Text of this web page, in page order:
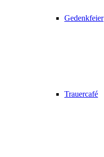
Gedenkfeier
Trauercafé